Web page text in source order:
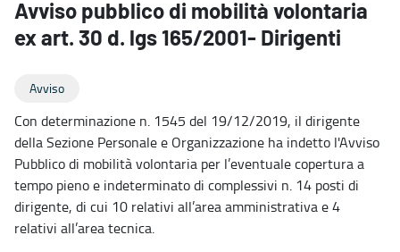
Avviso pubblico di mobilità volontaria
ex art. 30 d. lgs 165/2001- Dirigenti
Avviso
Con determinazione n. 1545 del 19/12/2019, il dirigente
della Sezione Personale e Organizzazione ha indetto l'Avviso
Pubblico di mobilità volontaria per l’eventuale copertura a
tempo pieno e indeterminato di complessivi n. 14 posti di
dirigente, di cui 10 relativi all’area amministrativa e 4
relativi all’area tecnica.